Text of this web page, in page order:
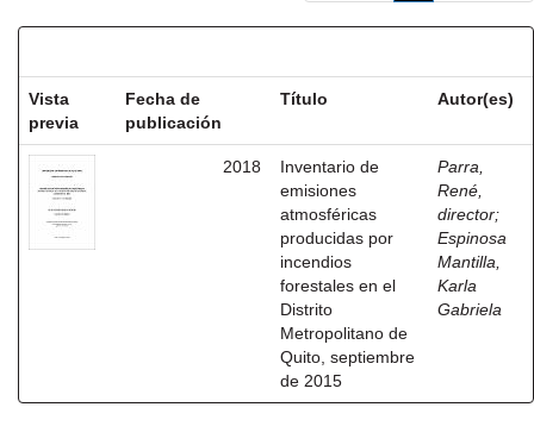
Vista
previa
Fecha de
publicación
Título Autor(es)
2018
Inventario de
emisiones
atmosféricas
producidas por
incendios
forestales en el
Distrito
Metropolitano de
Quito, septiembre
de 2015
Parra,
René,
director;
Espinosa
Mantilla,
Karla
Gabriela